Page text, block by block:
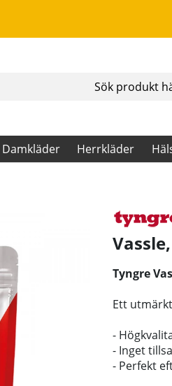
Damkläder Herrkläder
Tyngre
Ett
-
- Inget
- Perfekt